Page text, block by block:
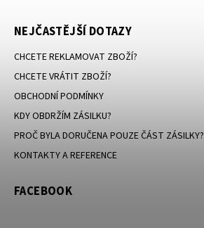
NEJČASTĚJŠÍ DOTAZY
CHCETE REKLAMOVAT ZBOŽÍ?
CHCETE VRÁTIT ZBOŽÍ?
OBCHODNÍ PODMÍNKY
KDY OBDRŽÍM ZÁSILKU?
PROČ BYLA DORUČENA POUZE ČÁST ZÁSILKY?
KONTAKTY A REFERENCE
FACEBOOK